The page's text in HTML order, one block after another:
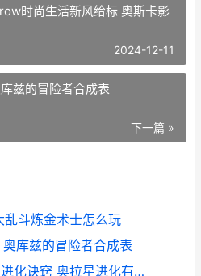
时尚生活新风给标 奥斯卡影
2024-12-11
兹的冒险者合成表
下一篇 »
斗炼金术士怎么玩
库兹的冒险者合成表
奥拉星进化策略揭晓超进化诀窍 奥拉星进化有什么用